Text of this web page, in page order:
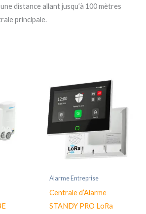
distance allant jusqu’à 100 mètres
principale.
Alarme Entreprise
Centrale d’Alarme
STANDY PRO LoRa